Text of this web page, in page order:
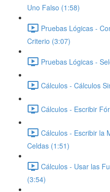
Uno Falso (1:58)
Pruebas Lógicas -
Criterio (3:07)
Pruebas Lógicas -
Cálculos - Cálculos
Cálculos - Escribir
Cálculos - Escribir la
Celdas (1:51)
Cálculos - Usar las
(3:54)